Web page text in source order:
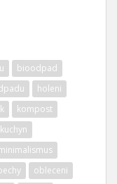
bioodpad
holeni
kompost
kuchyn
obleceni